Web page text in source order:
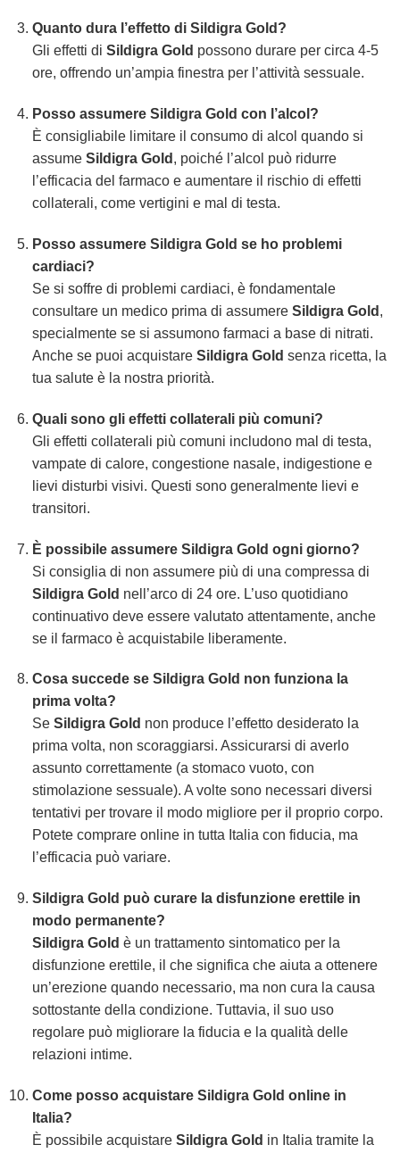
Quanto dura l’effetto di Sildigra Gold?
Gli effetti di Sildigra Gold possono durare per circa 4-5
ore, offrendo un’ampia finestra per l’attività sessuale.
Posso assumere Sildigra Gold con l’alcol?
È consigliabile limitare il consumo di alcol quando si
assume Sildigra Gold , poiché l’alcol può ridurre
l’efficacia del farmaco e aumentare il rischio di effetti
collaterali, come vertigini e mal di testa.
Posso assumere Sildigra Gold se ho problemi
cardiaci?
Se si soffre di problemi cardiaci, è fondamentale
consultare un medico prima di assumere Sildigra Gold ,
specialmente se si assumono farmaci a base di nitrati.
Anche se puoi acquistare Sildigra Gold senza ricetta, la
tua salute è la nostra priorità.
Quali sono gli effetti collaterali più comuni?
Gli effetti collaterali più comuni includono mal di testa,
vampate di calore, congestione nasale, indigestione e
lievi disturbi visivi. Questi sono generalmente lievi e
transitori.
È possibile assumere Sildigra Gold ogni giorno?
Si consiglia di non assumere più di una compressa di
Sildigra Gold nell’arco di 24 ore. L’uso quotidiano
continuativo deve essere valutato attentamente, anche
se il farmaco è acquistabile liberamente.
Cosa succede se Sildigra Gold non funziona la
prima volta?
Se Sildigra Gold non produce l’effetto desiderato la
prima volta, non scoraggiarsi. Assicurarsi di averlo
assunto correttamente (a stomaco vuoto, con
stimolazione sessuale). A volte sono necessari diversi
tentativi per trovare il modo migliore per il proprio corpo.
Potete comprare online in tutta Italia con fiducia, ma
l’efficacia può variare.
Sildigra Gold può curare la disfunzione erettile in
modo permanente?
Sildigra Gold è un trattamento sintomatico per la
disfunzione erettile, il che significa che aiuta a ottenere
un’erezione quando necessario, ma non cura la causa
sottostante della condizione. Tuttavia, il suo uso
regolare può migliorare la fiducia e la qualità delle
relazioni intime.
Come posso acquistare Sildigra Gold online in
Italia?
È possibile acquistare Sildigra Gold in Italia tramite la